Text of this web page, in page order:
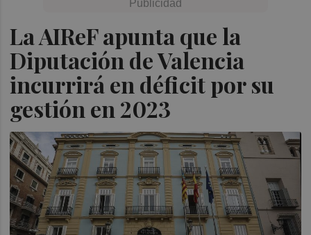
La AIReF apunta que la
Diputación de Valencia
incurrirá en déficit por su
gestión en 2023